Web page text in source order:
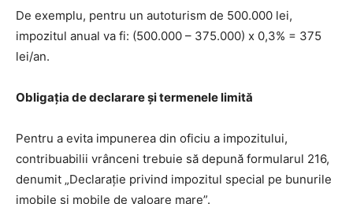
De exemplu, pentru un autoturism de 500.000 lei,
impozitul anual va fi: (500.000 – 375.000) x 0,3% = 375
lei/an.
Obligația de declarare și termenele limită
Pentru a evita impunerea din oficiu a impozitului,
contribuabilii vrânceni trebuie să depună formularul 216,
denumit „Declarație privind impozitul special pe bunurile
imobile și mobile de valoare mare”.